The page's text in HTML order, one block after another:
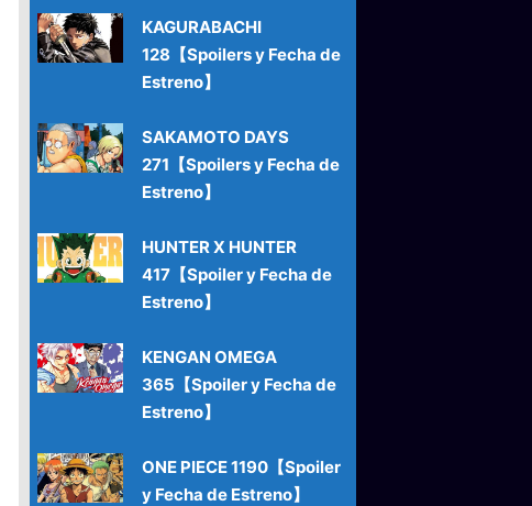
KAGURABACHI
128【Spoilers y Fecha de
Estreno】
SAKAMOTO DAYS
271【Spoilers y Fecha de
Estreno】
HUNTER X HUNTER
417【Spoiler y Fecha de
Estreno】
KENGAN OMEGA
365【Spoiler y Fecha de
Estreno】
ONE PIECE 1190【Spoiler
y Fecha de Estreno】